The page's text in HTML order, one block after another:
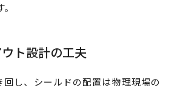
ト設計の工夫
し、シールドの配置は物理現場の